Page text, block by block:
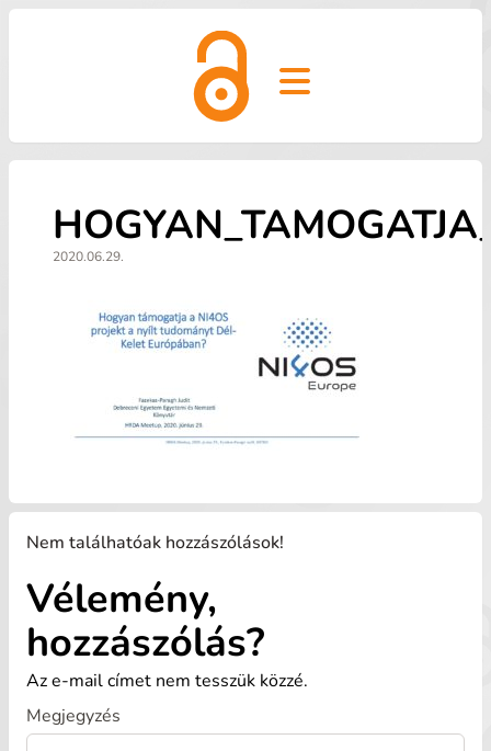
Open main menu
2020.06.29.
Nem találhatóak hozzászólások!
Vélemény,
hozzászólás?
Az e-mail címet nem tesszük közzé.
Megjegyzés